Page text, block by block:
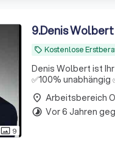
photo_size_select_actual 9
9.Denis
local_offer Kostenlose
Denis Wolbert ist
✅100%
place Arbeitsbereich
timelapse Vor 6 Jahren